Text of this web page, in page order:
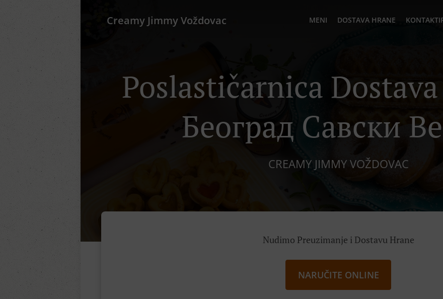
Creamy Jimmy Voždovac MENI DOSTAVA HRANE
Poslastičarnica
Београд Савски
CREAMY JIMMY VOŽDOVAC
Nudimo Preuzimanje i Dostavu Hrane
NARUČITE ONLINE